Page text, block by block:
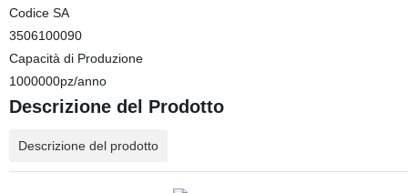
Codice SA
3506100090
Capacità di Produzione
1000000pz/anno
Descrizione del Prodotto
Descrizione del prodotto